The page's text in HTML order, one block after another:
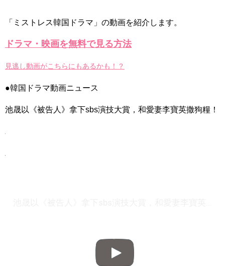
#shorts NEW!
推理的女王2_EP13_曖昧 NEW!
「違う（ちがう）・異なる」を韓国語では？「다르다（タル
ダ）」の意味・使い方について
「退屈だ・暇だ」を韓国語では？「심심하다（シムシマダ）」
■韓国ドラマ『キング～Two Hearts』予告動画（日本語字幕）
について
チョ・ヒョンジェ 조현재 九尾狐外伝 制作発表会
キム・テヒの弟イ・ワン♥イ・ボミ、今日（28日）結婚……
「ミストレス韓国ドラマ」の動画を紹介します。
ドラマ・映画を無料で見る方法
見逃し動画がこちらにもあるかも！？
●韓国ドラマ動画ニュース
池晟以《被告人》拿下sbs演技大賞，和愛妻李寶英撒狗糧！